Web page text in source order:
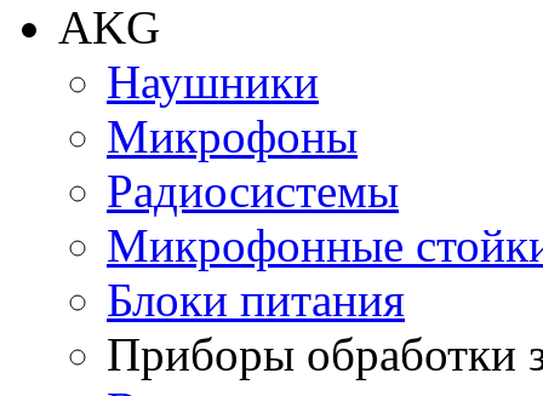
AKG
Наушники
Микрофоны
Радиосистемы
Микрофонные
Блоки питания
Приборы обработки